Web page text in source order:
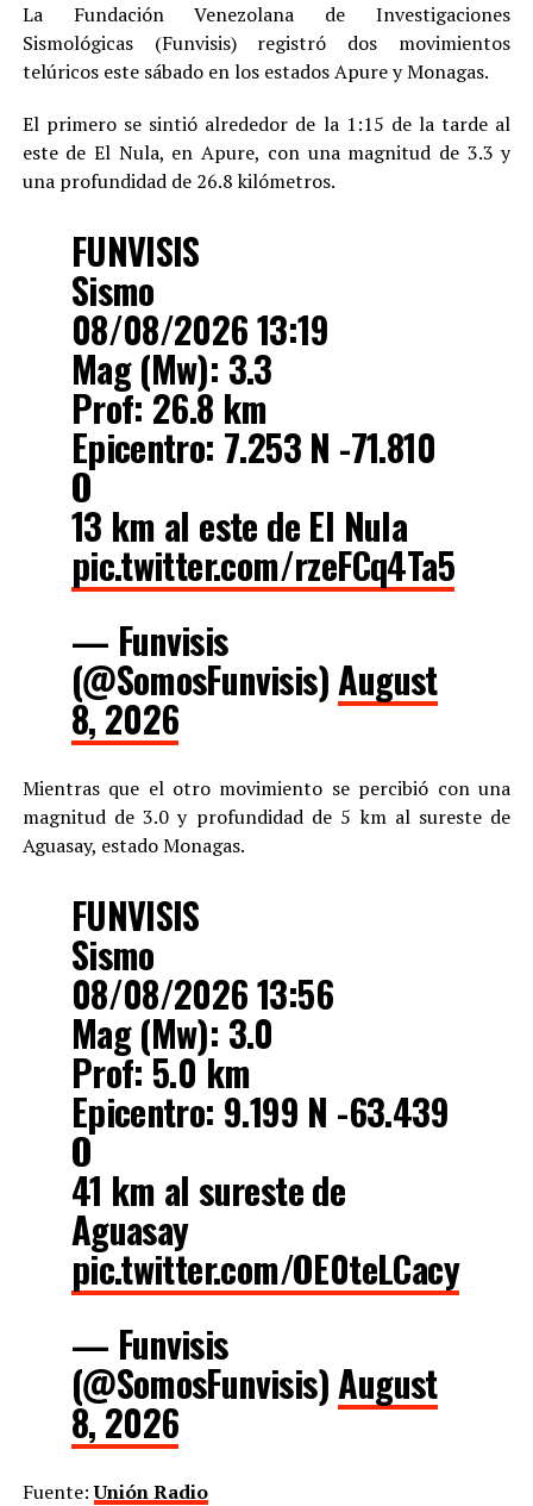
La Fundación Venezolana de Investigaciones
Sismológicas (Funvisis) registró dos movimientos
telúricos este sábado en los estados Apure y Monagas.
El primero se sintió alrededor de la 1:15 de la tarde al
este de El Nula, en Apure, con una magnitud de 3.3 y
una profundidad de 26.8 kilómetros.
FUNVISIS
Sismo
08/08/2026 13:19
Mag (Mw): 3.3
Prof: 26.8 km
Epicentro: 7.253 N -71.810
O
13 km al este de El Nula
pic.twitter.com/rzeFCq4Ta5
— Funvisis
(@SomosFunvisis)August
8, 2026
Mientras que el otro movimiento se percibió con una
magnitud de 3.0 y profundidad de 5 km al sureste de
Aguasay, estado Monagas.
FUNVISIS
Sismo
08/08/2026 13:56
Mag (Mw): 3.0
Prof: 5.0 km
Epicentro: 9.199 N -63.439
O
41 km al sureste de
Aguasay
pic.twitter.com/OE0teLCacy
— Funvisis
(@SomosFunvisis)August
8, 2026
Fuente:Unión Radio